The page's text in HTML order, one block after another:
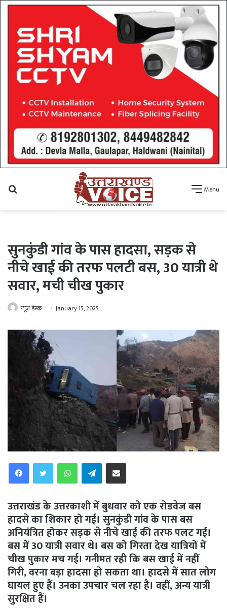
Menu
सुनकुंडी गांव के पास हादसा, सड़क से
नीचे खाई की तरफ पलटी बस, 30 यात्री थे
सवार, मची चीख पुकार
न्यूज़ डेस्क January 15, 2025
WhatsAppTelegramShare via Email
उत्तराखंड के उत्तरकाशी में बुधवार को एक रोडवेज बस
हादसे का शिकार हो गई। सुनकुंडी गांव के पास बस
अनियंत्रित होकर सड़क से नीचे खाई की तरफ पलट गई।
बस में 30 यात्री सवार थे। बस को गिरता देख यात्रियों में
चीख पुकार मच गई। गनीमत रही कि बस खाई में नहीं
गिरी, वरना बड़ा हादसा हो सकता था। हादसे में सात लोग
घायल हुए हैं। उनका उपचार चल रहा है। वहीं, अन्य यात्री
सुरक्षित हैं।